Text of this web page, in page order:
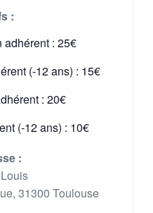
:
adhérent : 25€
(-12 ans) : 15€
: 20€
(-12 ans) : 10€
:
31300 Toulouse